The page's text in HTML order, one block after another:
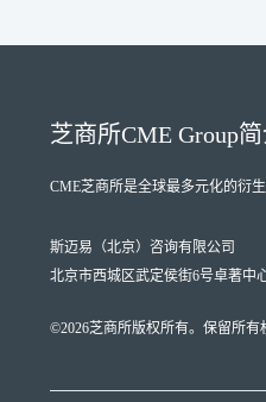
芝商所CME Group
CME芝商所是全球最多元化的衍
斯迈易（北京）咨询有限公司
北京市西城区武定侯街6号卓著中
©2026芝商所版权所有。保留所有